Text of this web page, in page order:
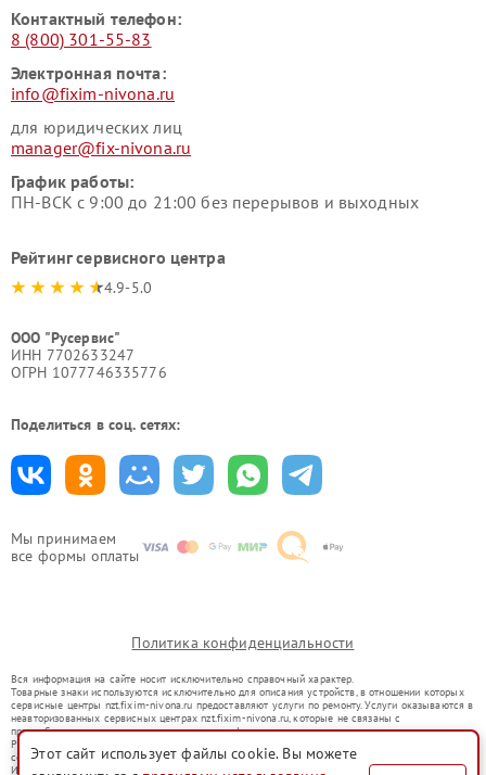
Мы принимаем
все формы оплаты
Контактный телефон:
8 (800) 301-55-83
Электронная почта:
info@fixim-nivona.ru
для юридических лиц
manager@fix-nivona.ru
График работы:
ПН-ВСК с 9:00 до 21:00 без перерывов и выходных
Рейтинг сервисного центра
4.9-5.0
ООО "Русервис"
ИНН 7702633247
ОГРН 1077746335776
Поделиться в соц. сетях:
Политика конфиденциальности
Вся информация на сайте носит исключительно справочный характер.
Товарные знаки используются исключительно для описания устройств, в отношении которых
сервисные центры nzt.fixim-nivona.ru предоставляют услуги по ремонту. Услуги оказываются в
неавторизованных сервисных центрах nzt.fixim-nivona.ru, которые не связаны с
правообладателями товарных знаков или их официальными представителями.
Ремонт осуществляется для устройств, уже введенных в гражданский оборот в соответствии
со статьей 1487 ГК РФ.
Использование товарных знаков не преследует цели индивидуализации услуг или введения
Этот сайт использует файлы cookie. Вы можете